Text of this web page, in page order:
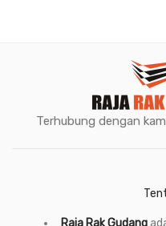
Terhubung dengan